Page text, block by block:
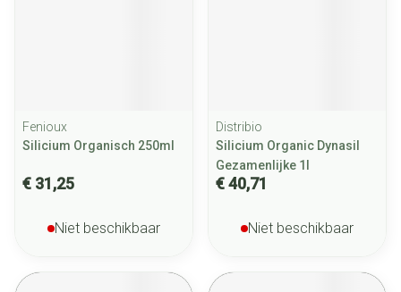
Fenioux
Silicium Organisch 250ml
€ 31,25
Niet beschikbaar
Distribio
Silicium Organic Dynasil
Gezamenlijke 1l
€ 40,71
Niet beschikbaar